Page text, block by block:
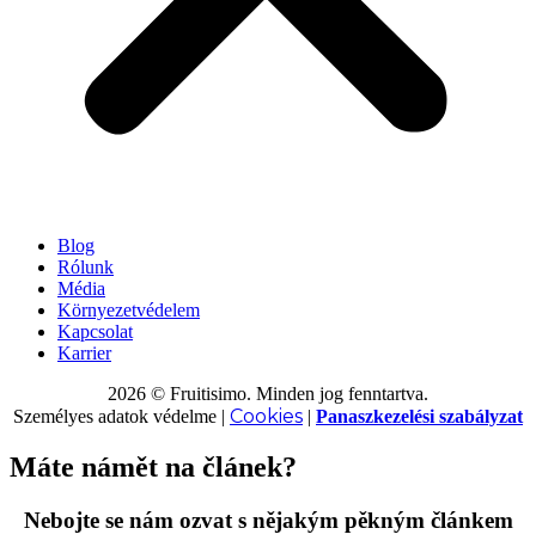
Blog
Rólunk
Média
Környezetvédelem
Kapcsolat
Karrier
2026 © Fruitisimo. Minden jog fenntartva.
Személyes adatok védelme | Cookies | Panaszkezelési szabályzat
Máte námět na článek?
Nebojte se nám ozvat s nějakým pěkným článkem